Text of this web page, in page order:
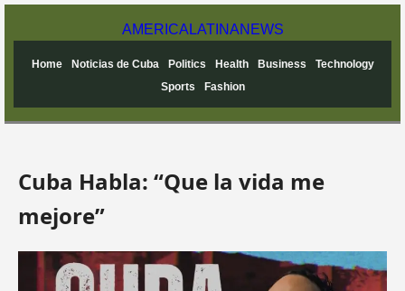
AMERICA LATINANEWS
Home Noticias de Cuba Politics Health Business
Technology
Sports
Fashion
Cuba Habla: “Que la vida me
mejore”